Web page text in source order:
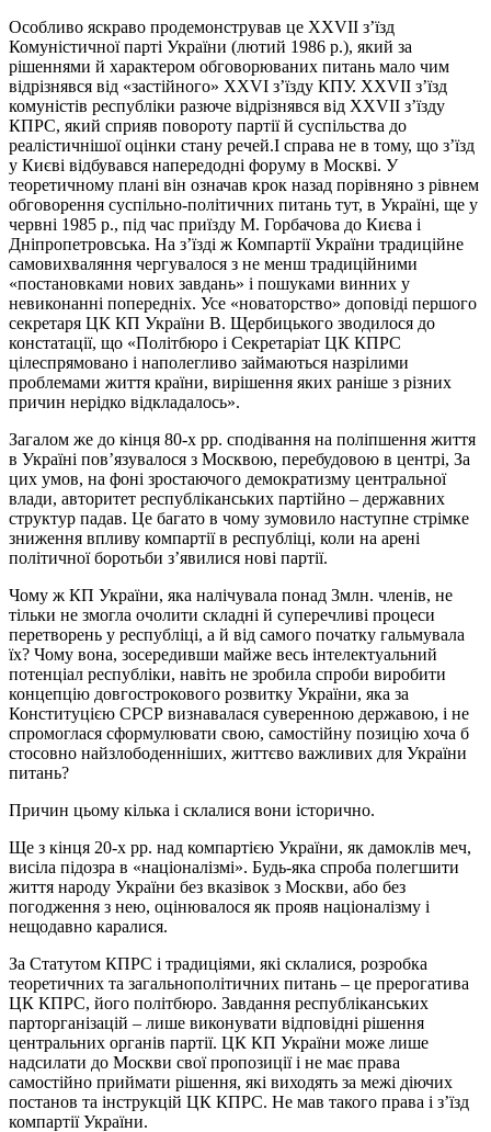
Особливо яскраво продемонстрував це ХХVІІ з’їзд
Комуністичної парті України (лютий 1986 р.), який за
рішеннями й характером обговорюваних питань мало чим
відрізнявся від «застійного» ХХVІ з’їзду КПУ. ХХVІІ з’їзд
комуністів республіки разюче відрізнявся від ХХVІІ з’їзду
КПРС, який сприяв повороту партії й суспільства до
реалістичнішої оцінки стану речей.І справа не в тому, що з’їзд
у Києві відбувався напередодні форуму в Москві. У
теоретичному плані він означав крок назад порівняно з рівнем
обговорення суспільно-політичних питань тут, в Україні, ще у
червні 1985 р., під час приїзду М. Горбачова до Києва і
Дніпропетровська. На з’їзді ж Компартії України традиційне
самовихваляння чергувалося з не менш традиційними
«постановками нових завдань» і пошуками винних у
невиконанні попередніх. Усе «новаторство» доповіді першого
секретаря ЦК КП України В. Щербицького зводилося до
констатації, що «Політбюро і Секретаріат ЦК КПРС
цілеспрямовано і наполегливо займаються назрілими
проблемами життя країни, вирішення яких раніше з різних
причин нерідко відкладалось».
Загалом же до кінця 80‑х рр. сподівання на поліпшення життя
в Україні пов’язувалося з Москвою, перебудовою в центрі, За
цих умов, на фоні зростаючого демократизму центральної
влади, авторитет республіканських партійно – державних
структур падав. Це багато в чому зумовило наступне стрімке
зниження впливу компартії в республіці, коли на арені
політичної боротьби з’явилися нові партії.
Чому ж КП України, яка налічувала понад 3млн. членів, не
тільки не змогла очолити складні й суперечливі процеси
перетворень у республіці, а й від самого початку гальмувала
їх? Чому вона, зосередивши майже весь інтелектуальний
потенціал республіки, навіть не зробила спроби виробити
концепцію довгострокового розвитку України, яка за
Конституцією СРСР визнавалася суверенною державою, і не
спромоглася сформулювати свою, самостійну позицію хоча б
стосовно найзлободенніших, життєво важливих для України
питань?
Причин цьому кілька і склалися вони історично.
Ще з кінця 20‑х рр. над компартією України, як дамоклів меч,
висіла підозра в «націоналізмі». Будь-яка спроба полегшити
життя народу України без вказівок з Москви, або без
погодження з нею, оцінювалося як прояв націоналізму і
нещодавно каралися.
За Статутом КПРС і традиціями, які склалися, розробка
теоретичних та загальнополітичних питань – це прерогатива
ЦК КПРС, його політбюро. Завдання республіканських
парторганізацій – лише виконувати відповідні рішення
центральних органів партії. ЦК КП України може лише
надсилати до Москви свої пропозиції і не має права
самостійно приймати рішення, які виходять за межі діючих
постанов та інструкцій ЦК КПРС. Не мав такого права і з’їзд
компартії України.